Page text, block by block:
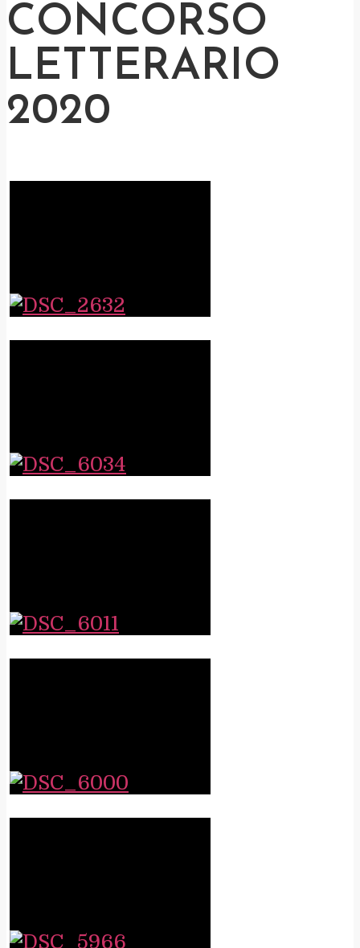
CONCORSO
LETTERARIO
2020